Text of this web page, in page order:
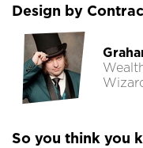
Design by
So you think you